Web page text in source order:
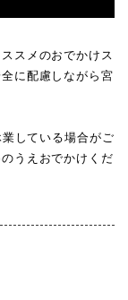
スメのおでかけス
に配慮しながら宮
している場合がご
うえおでかけくだ